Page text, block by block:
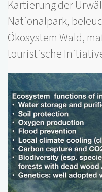
Kartierung der
Nationalpark,
Ökosystem Wald,
touristische